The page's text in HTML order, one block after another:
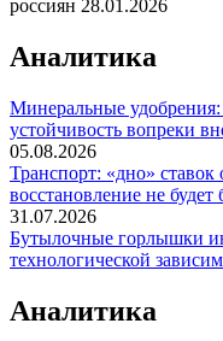
россиян 28.01.2026
Аналитика
Минеральные удобрения:
устойчивость вопреки
05.08.2026
Транспорт: «дно»
восстановление не
31.07.2026
Бутылочные горлышки
технологической
Аналитика